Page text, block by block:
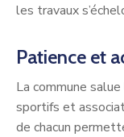
les travaux
Patience et
La commune
sportifs et
de chacun